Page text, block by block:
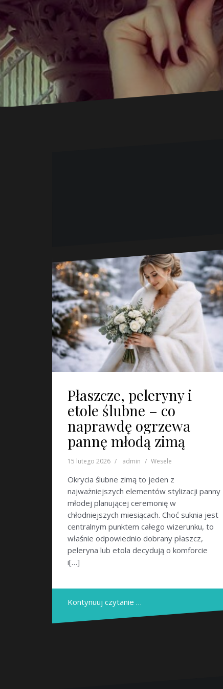
Płaszcze, peleryny i
etole ślubne – co
naprawdę ogrzewa
pannę młodą zimą
15 lutego 2026 admin Wesele
Okrycia ślubne zimą to jeden z
najważniejszych elementów stylizacji panny
młodej planującej ceremonię w
chłodniejszych miesiącach. Choć suknia jest
centralnym punktem całego wizerunku, to
właśnie odpowiednio dobrany płaszcz,
peleryna lub etola decydują o komforcie
i[…]
Kontynuuj czytanie …